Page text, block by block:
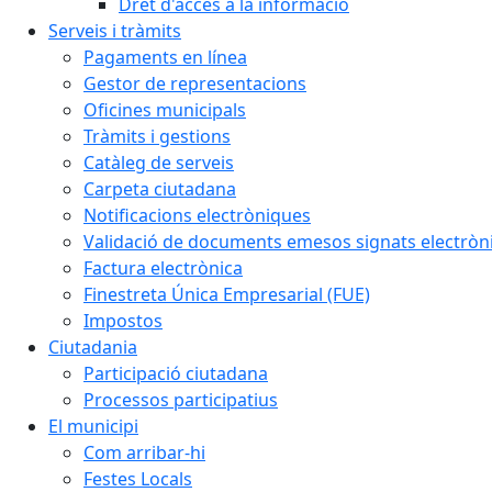
Serveis i tràmits
Pagaments en línea
Gestor de representacions
Oficines municipals
Tràmits i gestions
Catàleg de serveis
Carpeta ciutadana
Notificacions electròniques
Validació de documents emesos signats
Factura electrònica
Finestreta Única Empresarial (FUE)
Impostos
Ciutadania
Participació ciutadana
Processos participatius
El municipi
Com arribar-hi
Festes Locals